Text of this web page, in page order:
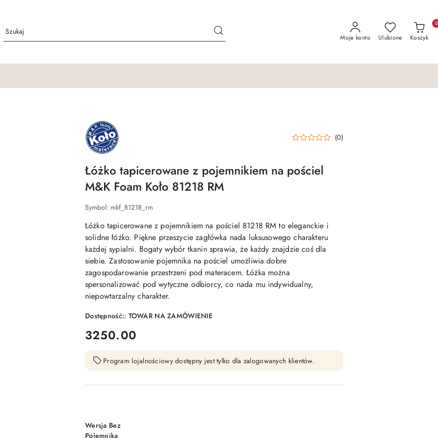
Moje konto Ulubione Koszyk
0
NAZWA
PRODUCENTA:
M&K
FOAM
KOŁO
(0)
Łóżko tapicerowane z pojemnikiem na pościel
M&K Foam Koło 81218 RM
Symbol: mkf_81218_rm
Łóżko tapicerowane z pojemnikiem na pościel 81218 RM to eleganckie i
solidne łóżko. Piękne przeszycie zagłówka nada luksusowego charakteru
każdej sypialni. Bogaty wybór tkanin sprawia, że każdy znajdzie coś dla
siebie. Zastosowanie pojemnika na pościel umożliwia dobre
zagospodarowanie przestrzeni pod materacem. Łóżka można
spersonalizować pod wytyczne odbiorcy, co nada mu indywidualny,
niepowtarzalny charakter.
Dostępność:: TOWAR NA ZAMÓWIENIE
cena:
3250.00
Program lojalnościowy dostępny jest tylko dla zalogowanych klientów.
Wariant
Wersja Bez
Pojemnika